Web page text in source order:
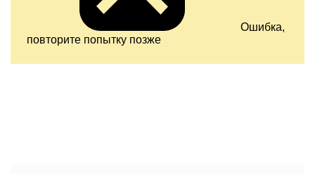
Ошибка,
повторите попытку позже